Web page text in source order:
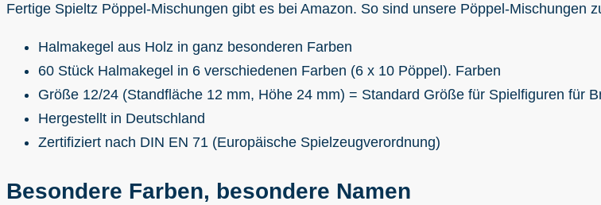
Fertige Spieltz Pöppel-Mischungen gibt es bei Amazon. So sind unsere Pöppel-Mischungen
Halmakegel aus Holz in ganz besonderen Farben
60 Stück Halmakegel in 6 verschiedenen Farben (6 x 10 Pöppel). Farben
Größe 12/24 (Standfläche 12 mm, Höhe 24 mm) = Standard Größe für Spielfiguren für
Hergestellt in Deutschland
Zertifiziert nach DIN EN 71 (Europäische Spielzeugverordnung)
Besondere Farben, besondere Namen